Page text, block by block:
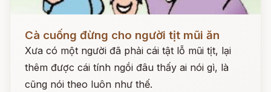
Cà cuống đừng cho người tịt mũi ăn
Xưa có một người đã phải cái tật lỗ mũi tịt, lại
thêm được cái tính ngồi đâu thấy ai nói gì, là
cũng nói theo luôn như thế.